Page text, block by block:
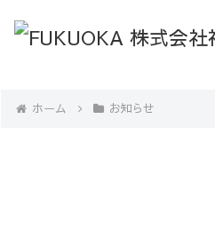
ホーム お知らせ